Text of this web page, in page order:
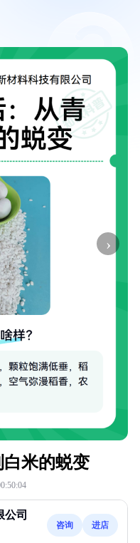
›
米的蜕变
公司
咨询 进店